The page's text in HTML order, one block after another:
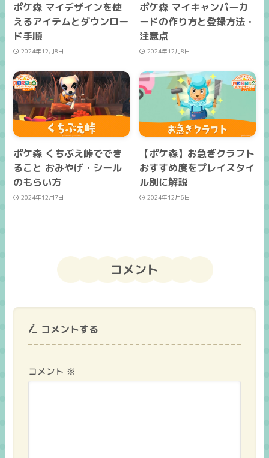
ポケ森 マイデザインを使
えるアイテムとダウンロー
ド手順
2024年12月8日
ポケ森 マイキャンパーカ
ードの作り方と登録方法・
注意点
2024年12月8日
ポケ森 くちぶえ峠ででき
ること おみやげ・シール
のもらい方
2024年12月7日
【ポケ森】お急ぎクラフト
おすすめ度をプレイスタイ
ル別に解説
2024年12月6日
コメント
コメントする
コメント ※